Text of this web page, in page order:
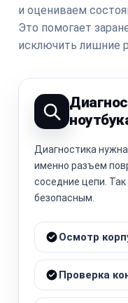
и оцениваем
Это помогает
исключить лишние
Диагностика
именно разъем
соседние цепи.
безопасным.
Осмотр
Проверка